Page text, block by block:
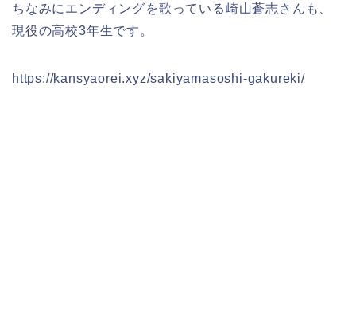
ちなみにエンディングを歌っている崎山蒼志さんも、
現役の高校3年生です。
https://kansyaorei.xyz/sakiyamasoshi-gakureki/